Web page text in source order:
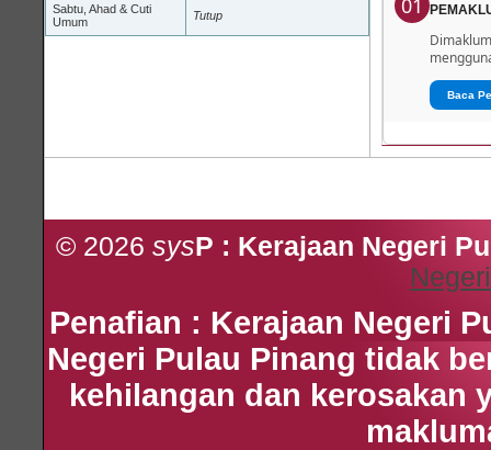
Sabtu, Ahad & Cuti
Umum
Tutup
Baca
© 2026 sysP : Kerajaan Negeri
Penafian : Kerajaan Negeri
Negeri Pulau Pinang tidak
kehilangan dan kerosakan